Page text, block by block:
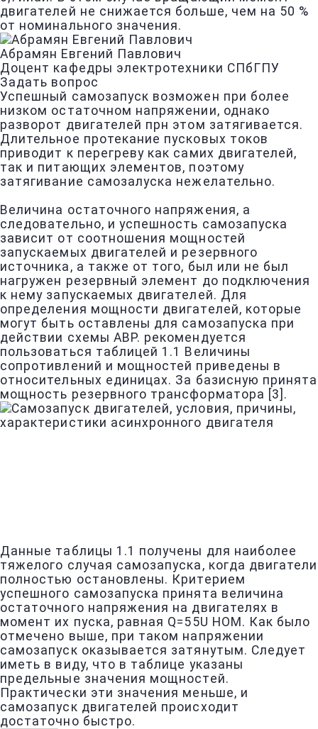
двигателей не снижается больше, чем на 50 %
от номинального значения.
Абрамян Евгений Павлович
Доцент кафедры электротехники СПбГПУ
Задать вопрос
Успешный самозапуск возможен при более
низком остаточном напряжении, однако
разворот двигателей прн этом затягивается.
Длительное протекание пусковых токов
приводит к перегреву как самих двигателей,
так и питающих элементов, поэтому
затягивание самозалуска нежелательно.
Величина остаточного напряжения, а
следовательно, и успешность самозапуска
зависит от соотношения мощностей
запускаемых двигателей и резервного
источника, а также от того, был или не был
нагружен резервный элемент до подключения
к нему запускаемых двигателей. Для
определения мощности двигателей, которые
могут быть оставлены для самозапуска при
действии схемы АВР. рекомендуется
пользоваться таблицей 1.1 Величины
сопротивлений и мощностей приведены в
относительных единицах. За базисную принята
мощность резервного трансформатора [3].
Данные таблицы 1.1 получены для наиболее
тяжелого случая самозапуска, когда двигатели
полностью остановлены. Критерием
успешного самозапуска принята величина
остаточного напряжения на двигателях в
момент их пуска, равная Q=55U HOM. Как было
отмечено выше, при таком напряжении
самозапуск оказывается затянутым. Следует
иметь в виду, что в таблице указаны
предельные значения мощностей.
Практически эти значения меньше, и
самозапуск двигателей происходит
достаточно быстро.